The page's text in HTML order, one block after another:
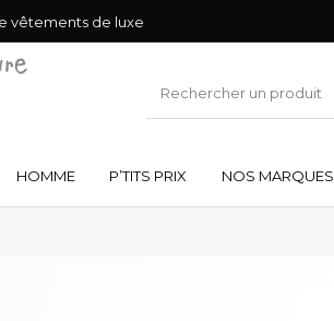
vêtements de luxe
HOMME P’TITS PRIX NOS MARQUES